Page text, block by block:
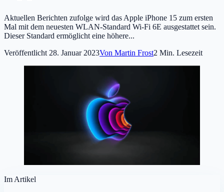
Aktuellen Berichten zufolge wird das Apple iPhone 15 zum ersten
Mal mit dem neuesten WLAN-Standard Wi-Fi 6E ausgestattet sein.
Dieser Standard ermöglicht eine höhere...
Veröffentlicht 28. Januar 2023Von Martin Frost2 Min. Lesezeit
Im Artikel